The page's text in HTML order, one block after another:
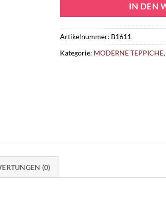
IN DEN
Artikelnummer: B1611
Kategorie: MODERNE TEPPICHE,
(0)